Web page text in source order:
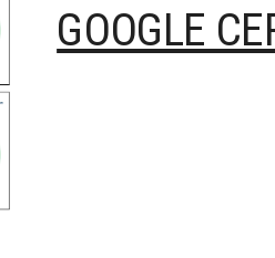
GOOGLE